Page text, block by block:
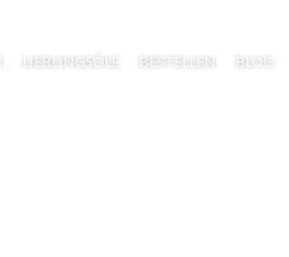
LIEBLINGSÖLE BESTELLEN BLOG